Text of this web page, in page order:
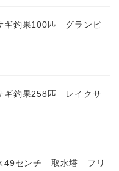
ギ釣果100匹 グランピ
釣果258匹 レイクサ
49センチ 取水塔 フリ